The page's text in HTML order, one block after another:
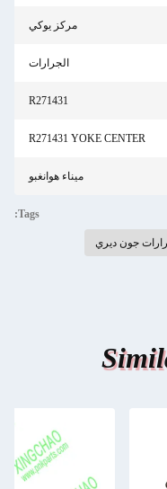
مركز يوكي
الجرارات
R271431
R271431 YOKE CENTER
ميناء هوانغبو
Tags:
جون ديري